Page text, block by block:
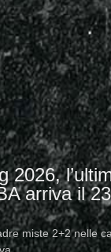
2026,
arriva il
miste 2+2 nelle